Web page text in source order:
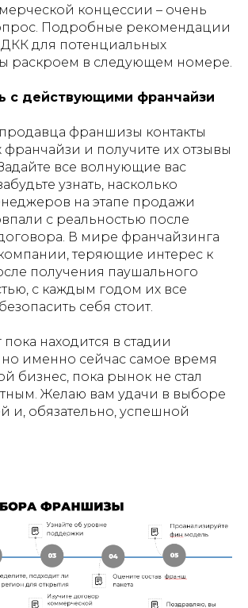
концессии – очень
Подробные рекомендации
для потенциальных
раскроем в следующем номере.
с действующими франчайзи
франшизы контакты
и получите их отзывы
все волнующие вас
узнать, насколько
на этапе продажи
с реальностью после
В мире франчайзинга
теряющие интерес к
получения паушального
с каждым годом их все
себя стоит.
находится в стадии
но именно сейчас самое время
бизнес, пока рынок не стал
Желаю вам удачи в выборе
и, обязательно, успешной